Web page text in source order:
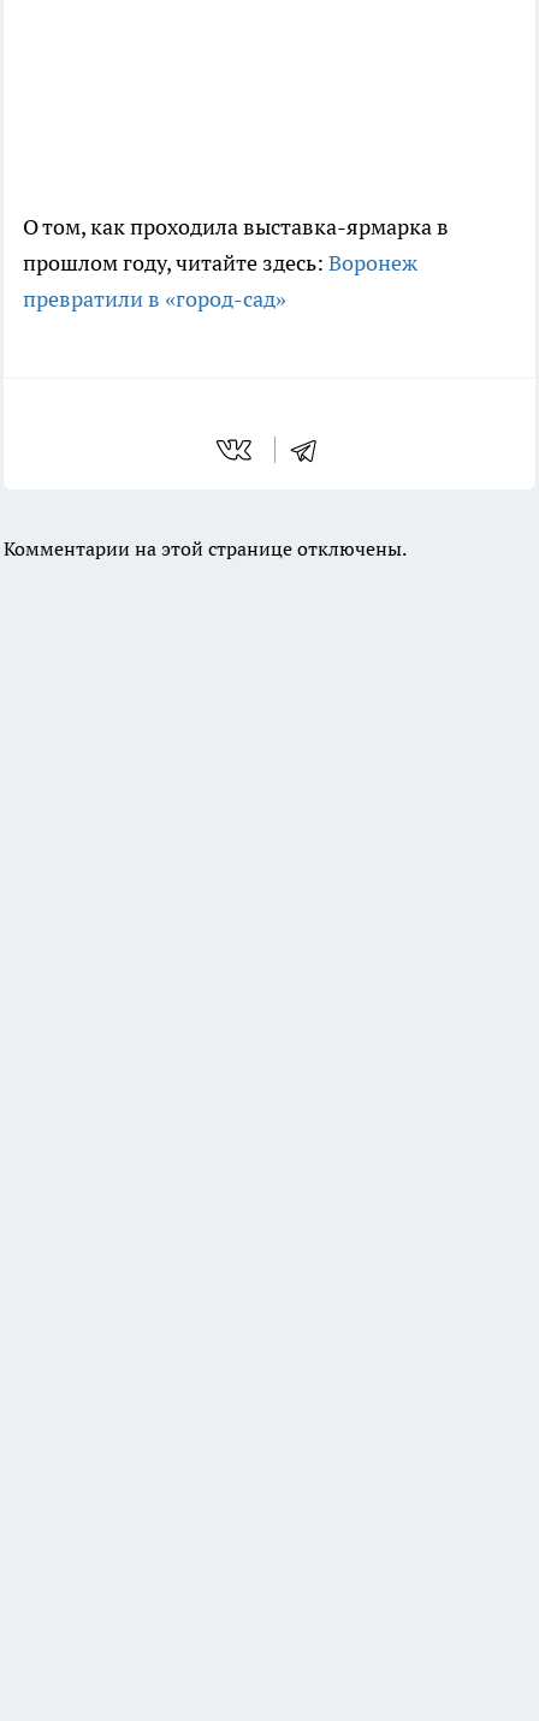
О том, как проходила выставка-ярмарка в
прошлом году, читайте здесь: Воронеж
превратили в «город-сад»
Комментарии на этой странице отключены.